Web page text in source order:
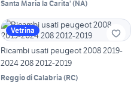
Santa Maria la Carita' (NA)
Vetrina
Ricambi usati peugeot 2008 2019-
2024 208 2012-2019
Reggio di Calabria (RC)